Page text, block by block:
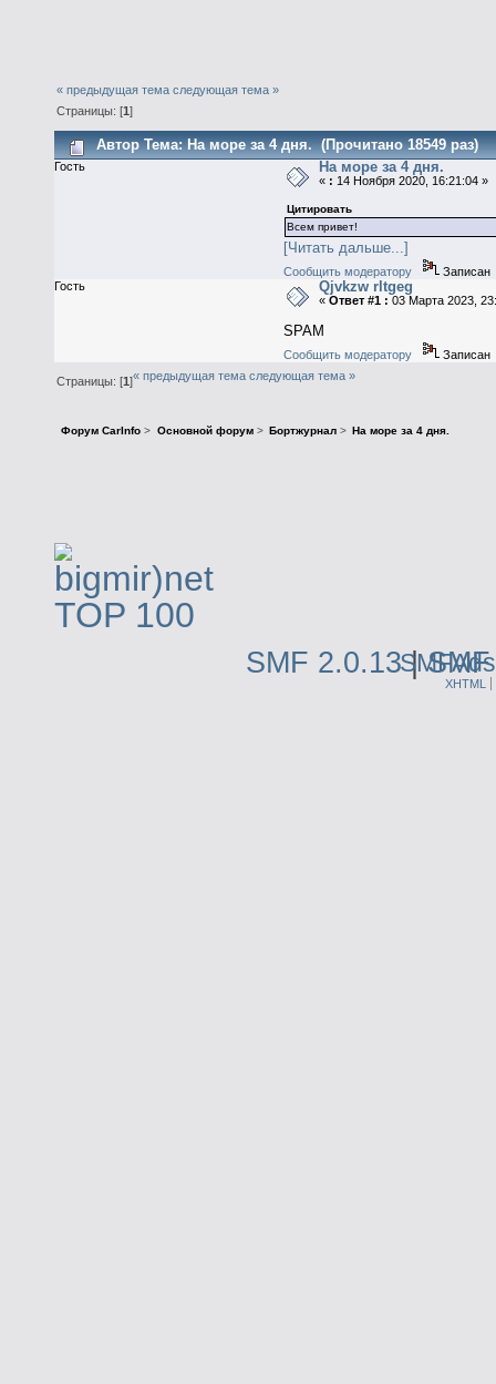
« предыдущая тема следующая тема »
Страницы: [1]
АвторТема: На море за 4 дня. (Прочитано 18549 раз)
Гость На море за 4 дня.
« : 14 Ноября 2020, 16:21:04 »
Цитировать
Всем привет!
[Читать дальше...]
Сообщить модератору
Записан
Гость
Qjvkzw rltgeg
«Ответ #1 : 03 Марта 2023,
SPAM
Сообщить модератору
Записан
Страницы: [1]« предыдущая тема следующая тема »
Форум CarInfo > Основной форум> Бортжурнал> На море за 4 дня.
SMF 2.0.13|
SMFAds
XHTML